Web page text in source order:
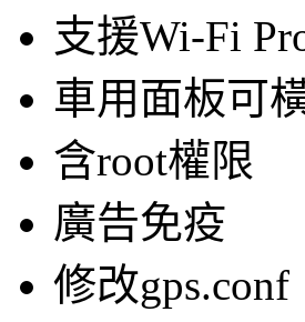
支援Wi-Fi
車用面板可
含root權限
廣告免疫
修改gps.conf